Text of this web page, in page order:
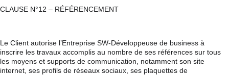
CLAUSE N°12 – RÉFÉRENCEMENT
Le Client autorise l’Entreprise SW-Développeuse de business à
inscrire les travaux accomplis au nombre de ses références sur tous
les moyens et supports de communication, notamment son site
internet, ses profils de réseaux sociaux, ses plaquettes de